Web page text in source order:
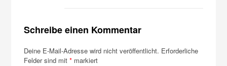
Schreibe einen Kommentar
Deine E-Mail-Adresse wird nicht veröffentlicht. Erforderliche
Felder sind mit* markiert